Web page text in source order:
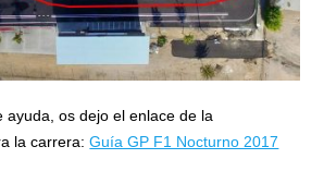
ayuda, os dejo el enlace de la
la carrera:Guía GP F1 Nocturno 2017